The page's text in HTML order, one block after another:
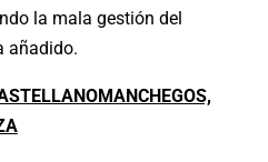
la mala gestión del
añadido.